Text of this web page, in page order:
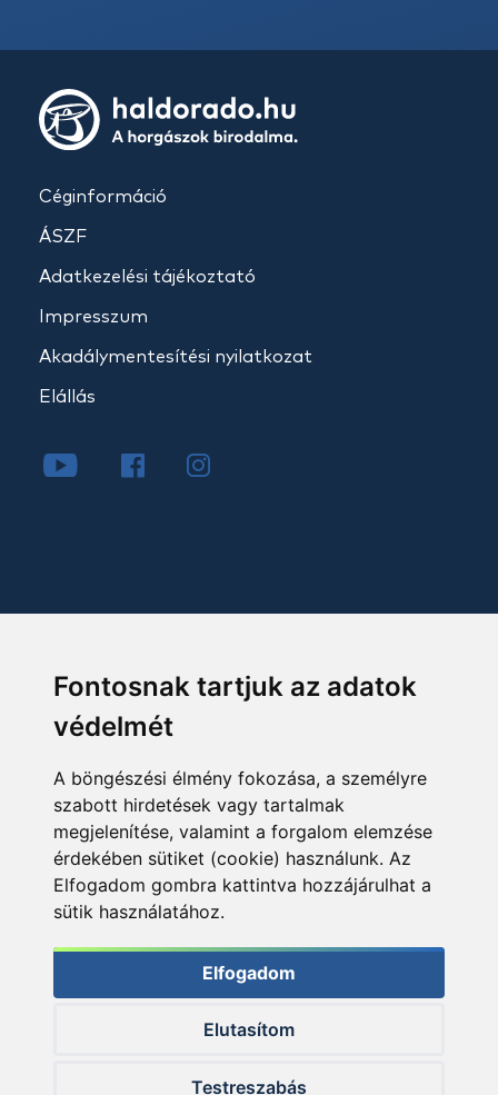
Fontosnak tartjuk az adatok
védelmét
A böngészési élmény fokozása, a személyre
szabott hirdetések vagy tartalmak
megjelenítése, valamint a forgalom elemzése
érdekében sütiket (cookie) használunk. Az
Elfogadom gombra kattintva hozzájárulhat a
sütik használatához.
Elfogadom
Elutasítom
Testreszabás
Céginformáció
ÁSZF
Adatkezelési tájékoztató
Impresszum
Akadálymentesítési nyilatkozat
Elállás